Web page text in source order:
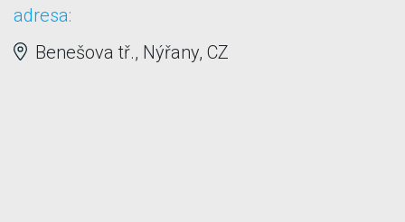
adresa:
Benešova tř., Nýřany, CZ